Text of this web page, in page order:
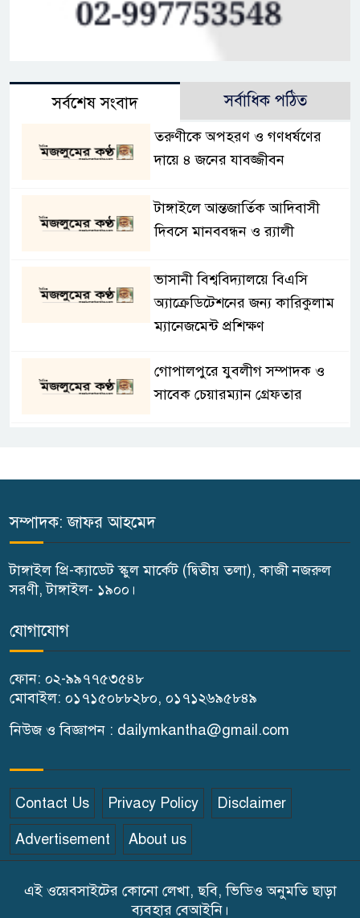
সর্বশেষ সংবাদ সর্বাধিক পঠিত
তরুণীকে অপহরণ ও গণধর্ষণের
দায়ে ৪ জনের যাবজ্জীবন
টাঙ্গাইলে আন্তজার্তিক আদিবাসী
দিবসে মানববন্ধন ও র‌্যালী
ভাসানী বিশ্ববিদ্যালয়ে বিএসি
অ্যাক্রেডিটেশনের জন্য কারিকুলাম
ম্যানেজমেন্ট প্রশিক্ষণ
গোপালপুরে যুবলীগ সম্পাদক ও
সাবেক চেয়ারম্যান গ্রেফতার
শ্রমিক নির্যাতন ও সন্ত্রাসের প্রতিবাদে
কালিহাতীতে মারধরের চার দিন পর
সংবাদ পত্রই যে কোন একটি দেশের
সালাউদ্দিন টুকু
সাড়ে ৩ হাজার এতিম শিক্ষার্থীকে
খাবার খাওয়ালেন-প্রতিমন্ত্রী টুকু
সম্পাদক: জাফর আহমেদ
টাঙ্গাইল প্রি-ক্যাডেট স্কুল মার্কেট (দ্বিতীয় তলা), কাজী নজরুল
সরণী, টাঙ্গাইল- ১৯০০।
যোগাযোগ
ফোন: ০২-৯৯৭৭৫৩৫৪৮
মোবাইল: ০১৭১৫০৮৮২৮০, ০১৭১২৬৯৫৮৪৯
নিউজ ও বিজ্ঞাপন : dailymkantha@gmail.com
Contact Us Privacy Policy Disclaimer
Advertisement About us
এই ওয়েবসাইটের কোনো লেখা, ছবি, ভিডিও অনুমতি ছাড়া
ব্যবহার বেআইনি।